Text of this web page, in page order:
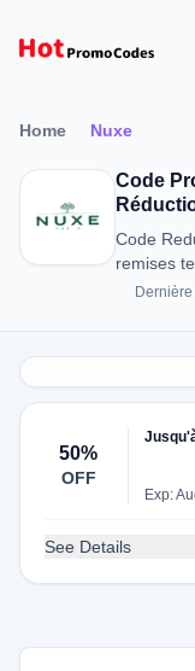
Home Nuxe
Code
Code
remises
50%
OFF
Exp:
See Details